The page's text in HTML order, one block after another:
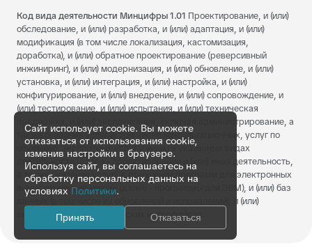
Код вида деятельности Минцифры 1.01 Проектирование, и (или)
обследование, и (или) разработка, и (или) адаптация, и (или)
модификация (в том числе локализация, кастомизация,
доработка), и (или) обратное проектирование (реверсивный
инжиниринг), и (или) модернизация, и (или) обновление, и (или)
установка, и (или) интеграция, и (или) настройка, и (или)
конфигурирование, и (или) внедрение, и (или) сопровождение, и
(или) тестирование, и (или) испытания, и (или) техническая
поддержка, и (или) эксплуатация, включая администрирование, а
также оказание услуг (в том числе консультационных, услуг по
обучению, экспертных услуг и иных) в указанных видах
деятельности (далее - проектирование и (или) иная деятельность,
а также оказание услуг), в отношении программ для электронных
вычислительных машин (далее - программы для ЭВМ), и (или) баз
данных (в том числе их обновлений и исправлений), и (или)
визуальных пользовательских интерфейсов.
Сайт использует cookie. Вы можете
отказаться от использования cookie,
изменив настройки в браузере.
Используя сайт, вы соглашаетесь на
обработку персональных данных на
условиях Политики.
Принять Отказаться